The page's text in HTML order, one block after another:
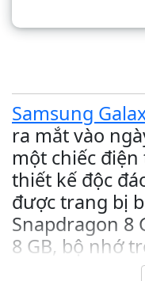
Samsung
ra mắt vào
một chiếc
thiết kế độc
được trang bị
Snapdragon 8
8 GB, bộ nhớ
kép 12 MP và